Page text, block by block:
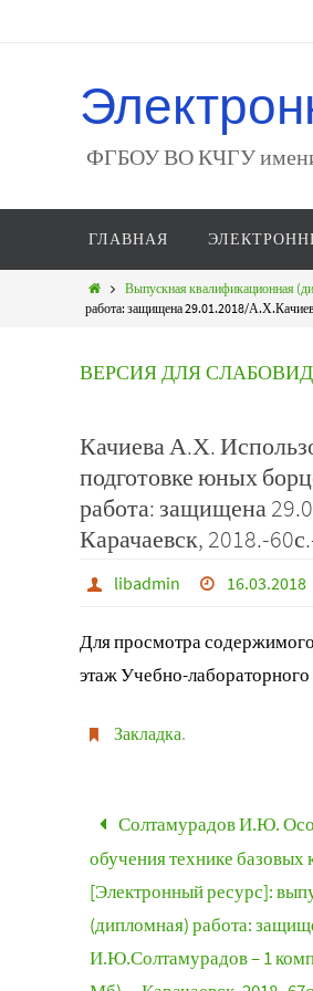
ФГБОУ ВО КЧГУ
ГЛАВНАЯ
Выпускная квалификационная
работа: защищена 29.01.2018/
ВЕРСИЯ ДЛЯ
Качиева А.Х.
подготовке юных
работа: защищена
Карачаевск, 2018.-
libadmin 16.03.2018
Для просмотра
этаж Учебно-
Закладка.
Солтамурадов И.Ю.
обучения технике
[Электронный ресурс]:
(дипломная) работа:
И.Ю.Солтамурадов – 1